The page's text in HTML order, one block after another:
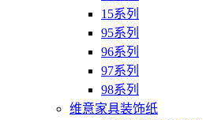
15系列
95系列
96系列
97系列
98系列
维意家具装饰纸